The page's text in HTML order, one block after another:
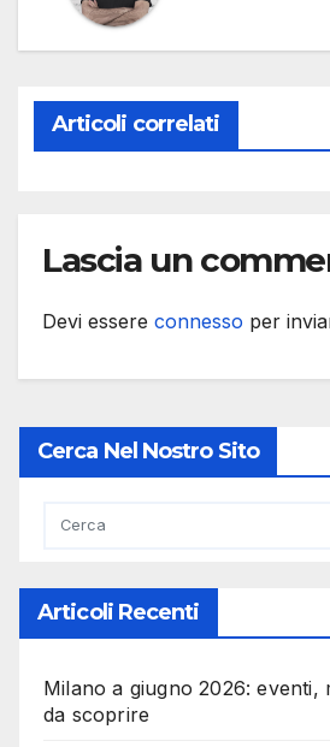
Articoli correlati
Lascia un
Devi essere connesso per
Cerca Nel Nostro Sito
Articoli Recenti
Milano a giugno 2026: eventi,
da scoprire